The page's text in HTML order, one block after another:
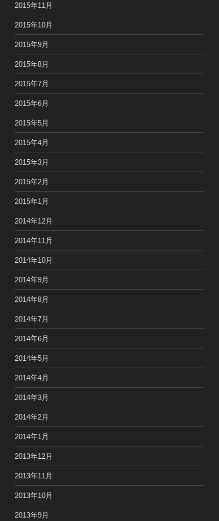
2015年11月
2015年10月
2015年9月
2015年8月
2015年7月
2015年6月
2015年5月
2015年4月
2015年3月
2015年2月
2015年1月
2014年12月
2014年11月
2014年10月
2014年9月
2014年8月
2014年7月
2014年6月
2014年5月
2014年4月
2014年3月
2014年2月
2014年1月
2013年12月
2013年11月
2013年10月
2013年9月